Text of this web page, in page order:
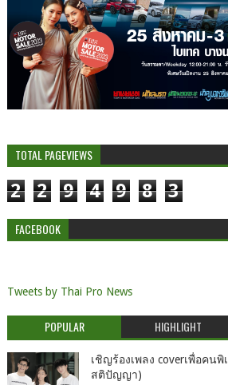
TOTAL PAGEVIEWS
2 2 9 4 9 8 3
FACEBOOK
Tweets by Thai Pro News
POPULAR HIGHLIGHT
เชิญร้องเพลง coverเพื่อคน
สติปัญญา)